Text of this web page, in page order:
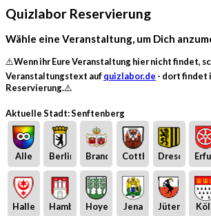
Quizlabor Reservierung
Wähle eine Veranstaltung, um Dich
⚠️Wenn ihr Eure Veranstaltung hier nicht findet,
Veranstaltungstext aufquizlabor.de - dort findet
Reservierung.⚠️
Aktuelle Stadt: Senftenberg
Alle Berlin Brandenburg
Cottbus Dresden
Halle HamburgHoyerswerda
Jena Jüterbog